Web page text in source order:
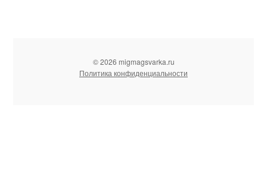
© 2026 migmagsvarka.ru
Политика конфиденциальности